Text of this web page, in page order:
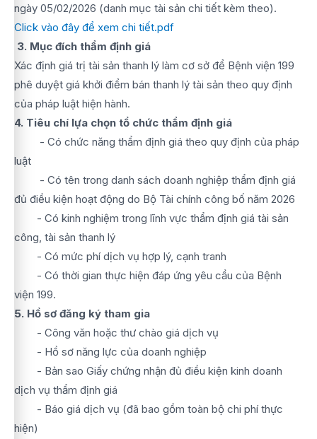
ngày 05/02/2026 (danh mục tài sản chi tiết kèm theo).
Click vào đây để xem chi tiết.pdf
3. Mục đích thẩm định giá
Xác định giá trị tài sản thanh lý làm cơ sở để Bệnh viện 199
phê duyệt giá khởi điểm bán thanh lý tài sản theo quy định
của pháp luật hiện hành.
4. Tiêu chí lựa chọn tổ chức thẩm định giá
- Có chức năng thẩm định giá theo quy định của pháp
luật
- Có tên trong danh sách doanh nghiệp thẩm định giá
đủ điều kiện hoạt động do Bộ Tài chính công bố năm 2026
- Có kinh nghiệm trong lĩnh vực thẩm định giá tài sản
công, tài sản thanh lý
- Có mức phí dịch vụ hợp lý, cạnh tranh
- Có thời gian thực hiện đáp ứng yêu cầu của Bệnh
viện 199.
5. Hồ sơ đăng ký tham gia
- Công văn hoặc thư chào giá dịch vụ
- Hồ sơ năng lực của doanh nghiệp
- Bản sao Giấy chứng nhận đủ điều kiện kinh doanh
dịch vụ thẩm định giá
- Báo giá dịch vụ (đã bao gồm toàn bộ chi phí thực
hiện)